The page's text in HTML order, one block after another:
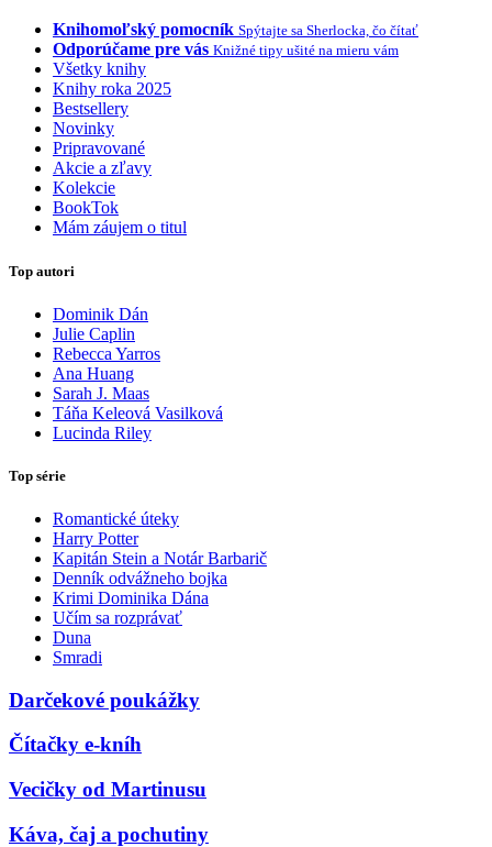
Knihomoľský pomocník Spýtajte sa Sherlocka, čo čítať
Odporúčame pre vás Knižné tipy ušité na mieru vám
Všetky knihy
Knihy roka 2025
Bestsellery
Novinky
Pripravované
Akcie a zľavy
Kolekcie
BookTok
Mám záujem o titul
Top autori
Dominik Dán
Julie Caplin
Rebecca Yarros
Ana Huang
Sarah J. Maas
Táňa Keleová Vasilková
Lucinda Riley
Top série
Romantické úteky
Harry Potter
Kapitán Stein a Notár Barbarič
Denník odvážneho bojka
Krimi Dominika Dána
Učím sa rozprávať
Duna
Smradi
Darčekové poukážky
Čítačky e-kníh
Vecičky od Martinusu
Káva, čaj a pochutiny